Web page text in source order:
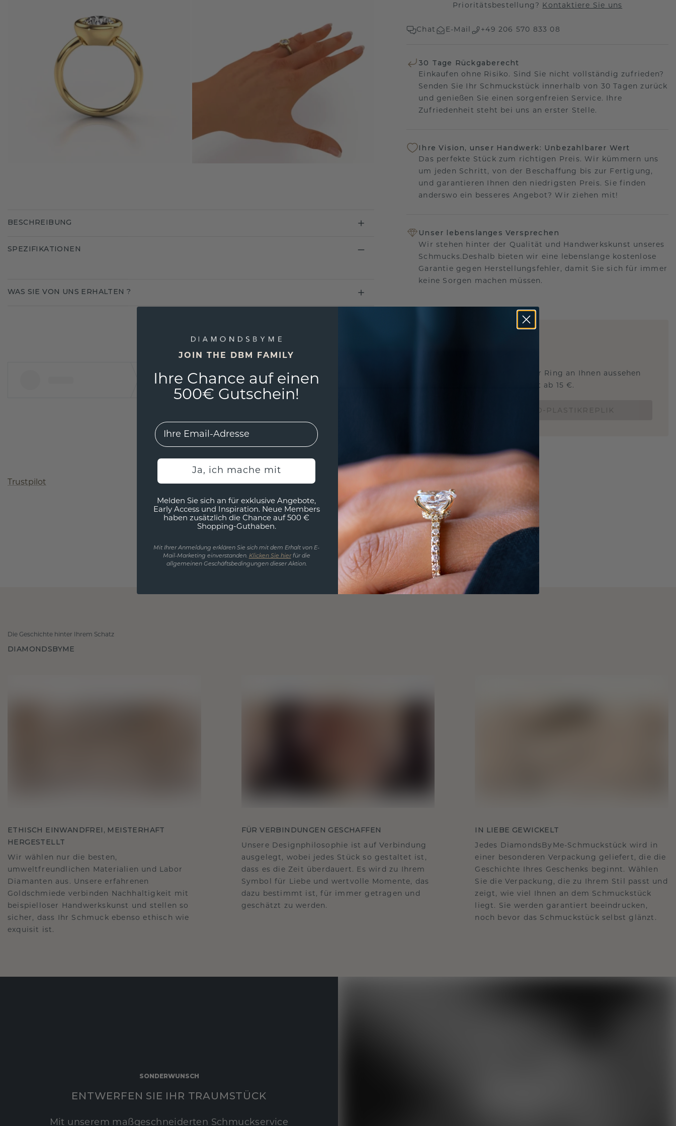
Prioritätsbestellung? Kontaktiere Sie uns
Chat E-Mail +49 206 570 833 08
30 Tage Rückgaberecht
Einkaufen ohne Risiko. Sind Sie nicht vollständig zufrieden?
Senden Sie Ihr Schmuckstück innerhalb von 30 Tagen zurück
und genießen Sie einen sorgenfreien Service. Ihre
Zufriedenheit steht bei uns an erster Stelle.
Ihre Vision, unser Handwerk: Unbezahlbarer Wert
Das perfekte Stück zum richtigen Preis. Wir kümmern uns
um jeden Schritt, von der Beschaffung bis zur Fertigung,
und garantieren Ihnen den niedrigsten Preis. Sie finden
anderswo ein besseres Angebot? Wir ziehen mit!
Unser lebenslanges Versprechen
Wir stehen hinter der Qualität und Handwerkskunst unseres
Schmucks.Deshalb bieten wir eine lebenslange kostenlose
Garantie gegen Herstellungsfehler, damit Sie sich für immer
keine Sorgen machen müssen.
Wollen Sie wissen, wie dieser Ring an Ihnen aussehen
würde und ob er passt? Jetzt ab 15 €.
BESCHREIBUNG
SPEZIFIKATIONEN
WAS SIE VON UNS ERHALTEN ?
Trustpilot
Die Geschichte hinter Ihrem Schatz
DIAMONDSBYME
ETHISCH EINWANDFREI, MEISTERHAFT
HERGESTELLT
Wir wählen nur die besten,
umweltfreundlichen Materialien und Labor
Diamanten aus. Unsere erfahrenen
Goldschmiede verbinden Nachhaltigkeit mit
beispielloser Handwerkskunst und stellen so
sicher, dass Ihr Schmuck ebenso ethisch wie
exquisit ist.
FÜR VERBINDUNGEN GESCHAFFEN
Unsere Designphilosophie ist auf Verbindung
ausgelegt, wobei jedes Stück so gestaltet ist,
dass es die Zeit überdauert. Es wird zu Ihrem
Symbol für Liebe und wertvolle Momente, das
dazu bestimmt ist, für immer getragen und
geschätzt zu werden.
IN LIEBE GEWICKELT
Jedes DiamondsByMe-Schmuckstück wird in
einer besonderen Verpackung geliefert, die die
Geschichte Ihres Geschenks beginnt. Wählen
Sie die Verpackung, die zu Ihrem Stil passt und
zeigt, wie viel Ihnen an dem Schmuckstück
liegt. Sie werden garantiert beeindrucken,
noch bevor das Schmuckstück selbst glänzt.
SONDERWUNSCH
ENTWERFEN SIE IHR TRAUMSTÜCK
Mit unserem maßgeschneiderten Schmuckservice
JOIN THE DBM FAMILY
Ihre Chance auf einen
500€ Gutschein!
EMail
Ja, ich mache mit
Melden Sie sich an für exklusive Angebote,
Early Access und Inspiration. Neue Members
haben zusätzlich die Chance auf 500 €
Shopping-Guthaben.
Mit Ihrer Anmeldung erklären Sie sich mit dem Erhalt von E-
Mail-Marketing einverstanden. Klicken Sie hierfür die
allgemeinen Geschäftsbedingungen dieser Aktion.